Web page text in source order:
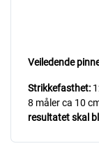
Veiledende
Strikkefasthet:
8 måler ca 10
resultatet skal